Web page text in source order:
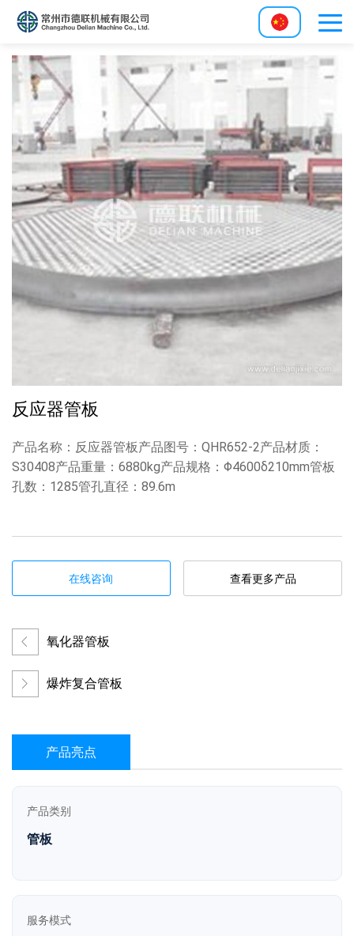
反应器管板
产品名称：反应器管板产品图号：QHR652-2产品材质：
S30408产品重量：6880kg产品规格：Φ4600δ210mm管板
孔数：1285管孔直径：89.6m
在线咨询 查看更多产品
氧化器管板
爆炸复合管板
产品亮点
产品类别
管板
服务模式